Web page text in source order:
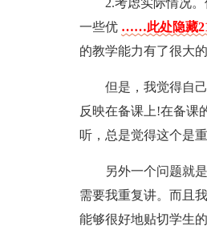
2.考虑实际情况
一些优 ……此处隐藏
的教学能力有了很大
但是，我觉得自
反映在备课上!在备课
听，总是觉得这个是
另外一个问题就
需要我重复讲。而且
能够很好地贴切学生